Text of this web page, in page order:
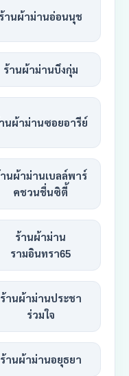
ร้านผ้าม่านอ่อนนุช
ร้านผ้าม่านบึงกุ่ม
นผ้าม่านซอยอารีย์
นผ้าม่านเบลล์พาร์
คชวนชื่นซิตี้
ร้านผ้าม่าน
รามอินทรา65
ร้านผ้าม่านประชา
ร่วมใจ
ร้านผ้าม่านอยุธยา